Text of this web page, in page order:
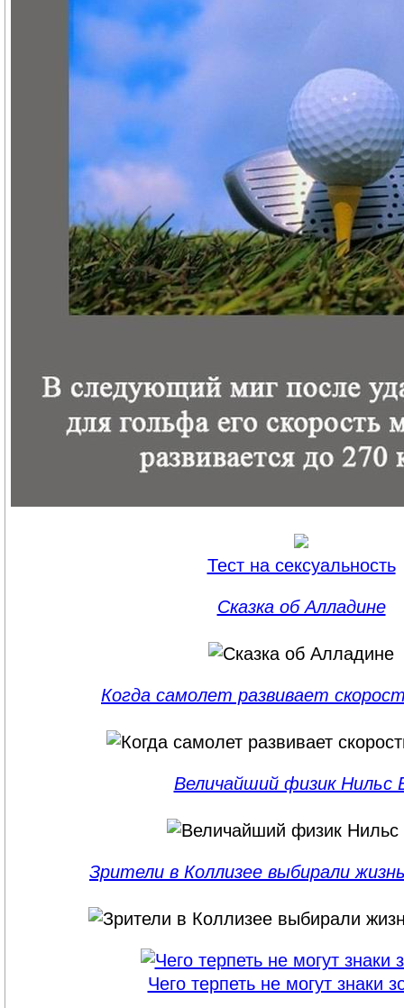
Тест на сексуальность
Сказка об Алладине
Когда самолет развивает
Величайший физик Нильс
Зрители в Коллизее выбирали
Чего терпеть не могут знаки